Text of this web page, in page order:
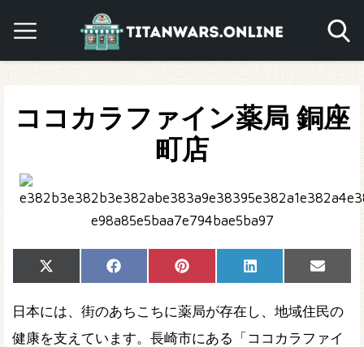
ココカラファイン薬局 銅座
町店
Share
on
X
(Twitter)
Share
on
Facebook Share
on
Pinterest Share
on
LinkedIn
Share
on
Email
日本には、街のあちこちに薬局が存在し、地域住民の
健康を支えています。長崎市にある「ココカラファイ